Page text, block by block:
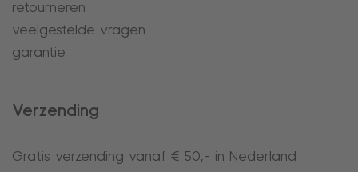
retourneren
veelgestelde vragen
garantie
Verzending
Gratis verzending vanaf € 50,- in Nederland